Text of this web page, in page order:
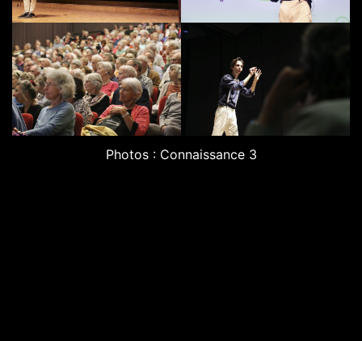
Photos : Connaissance 3